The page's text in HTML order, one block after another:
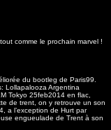
comme le prochain marvel !
du bootleg de Paris99.
Lollapalooza Argentina
Tokyo 25feb2014 en flac,
de trent, on y retrouve un son
a l’exception de Hurt par
engueulade de Trent à son